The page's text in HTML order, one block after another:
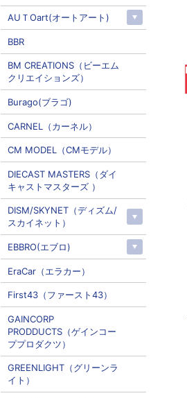
AUＴOart(オートアート)
BBR
BM CREATIONS（ビーエム
クリエイションズ）
Burago(ブラゴ)
CARNEL（カーネル）
CM MODEL（CMモデル）
DIECAST MASTERS（ダイ
キャストマスターズ ）
DISM/SKYNET（ディズム/
スカイネット）
EBBRO(エブロ)
EraCar（エラカー）
First43（ファースト43）
GAINCORP
PRODDUCTS（ゲインコー
ププロダクツ）
GREENLIGHT（グリーンラ
イト）